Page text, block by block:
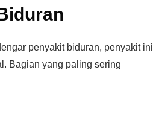
penyakit biduran, penyakit ini
Bagian yang paling sering